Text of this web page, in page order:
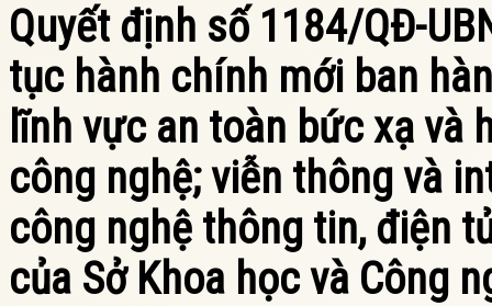
Quyết định số 1184/QĐ-
tục hành chính mới ban
lĩnh vực an toàn bức xạ và
công nghệ; viễn thông và
công nghệ thông tin, điện
của Sở Khoa học và Công